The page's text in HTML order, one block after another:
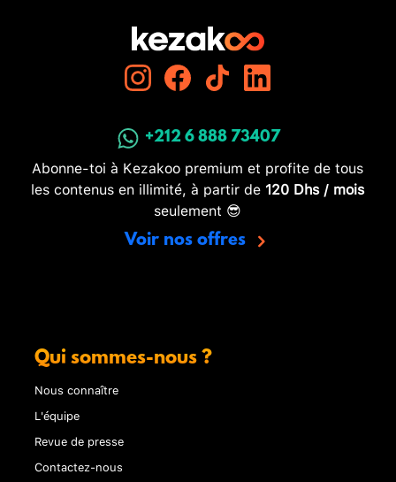
+212 6 888 73407
Abonne-toi à Kezakoo premium et profite de tous
les contenus en illimité, à partir de 120 Dhs / mois
seulement 😎
Voir nos offres
Qui sommes-nous ?
Nous connaître
L'équipe
Revue de presse
Contactez-nous